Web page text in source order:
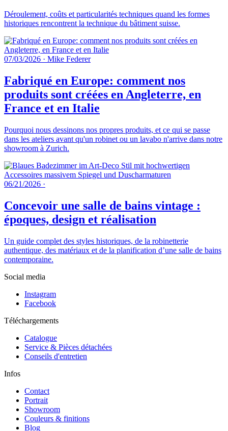
Déroulement, coûts et particularités techniques quand les formes
historiques rencontrent la technique du bâtiment suisse.
07/03/2026 · Mike Federer
Fabriqué en Europe: comment nos
produits sont créées en Angleterre, en
France et en Italie
Pourquoi nous dessinons nos propres produits, et ce qui se passe
dans les ateliers avant qu'un robinet ou un lavabo n'arrive dans notre
showroom à Zurich.
06/21/2026 ·
Concevoir une salle de bains vintage :
époques, design et réalisation
Un guide complet des styles historiques, de la robinetterie
authentique, des matériaux et de la planification d’une salle de bains
contemporaine.
Social media
Instagram
Facebook
Téléchargements
Catalogue
Service & Pièces détachées
Conseils d'entretien
Infos
Contact
Portrait
Showroom
Couleurs & finitions
Blog